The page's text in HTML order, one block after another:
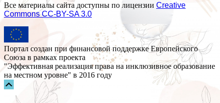
Все материалы сайта доступны по лицензии Creative
Commons СС-BY-SA 3.0
Портал создан при финансовой поддержке Европейского
Союза в рамках проекта
"Эффективная реализация права на инклюзивное образование
на местном уровне" в 2016 году
Прокрутка
вверх